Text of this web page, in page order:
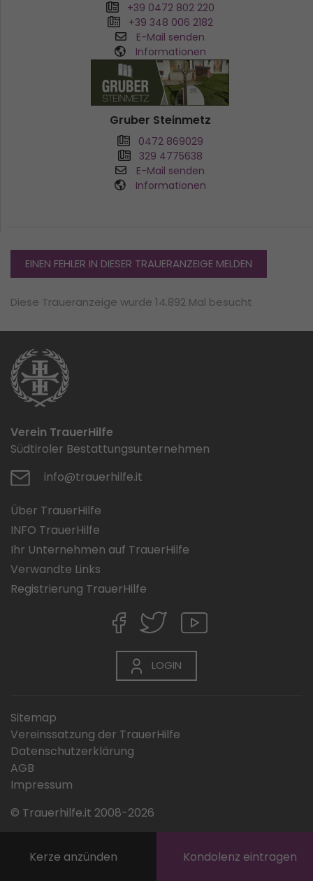
+39 0472 802 220
+39 348 006 2182
E-Mail senden
Informationen
Gruber Steinmetz
0472 869029
329 4775638
E-Mail senden
Informationen
EINEN FEHLER IN DIESER TRAUERANZEIGE MELDEN
Diese Traueranzeige wurde 14.892 Mal besucht
Kerze anzünden Kondolenz eintragen
Verein TrauerHilfe
Südtiroler Bestattungsunternehmen
info@trauerhilfe.it
Über TrauerHilfe
INFO TrauerHilfe
Ihr Unternehmen auf TrauerHilfe
Verwandte Links
Registrierung TrauerHilfe
LOGIN
Sitemap
Vereinssatzung der TrauerHilfe
Datenschutzerklärung
AGB
Impressum
© Trauerhilfe.it 2008-2026